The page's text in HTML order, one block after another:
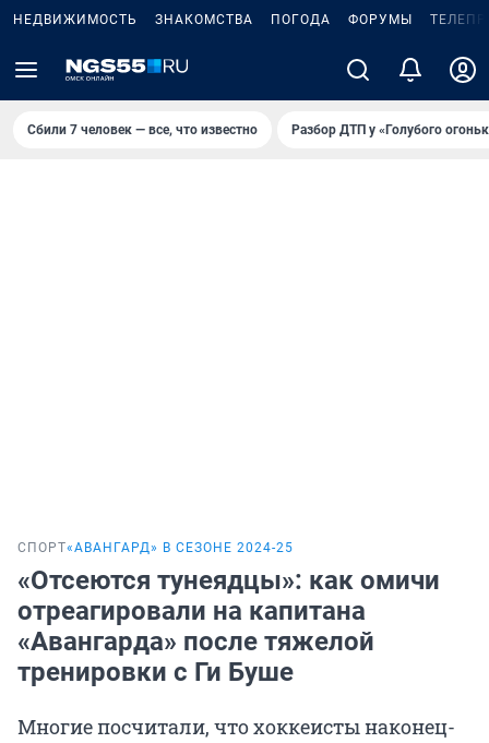
НЕДВИЖИМОСТЬ ЗНАКОМСТВА ПОГОДА ФОРУМЫ
Сбили 7 человек — все, что известно Разбор ДТП у «Голубого
СПОРТ«‎АВАНГАРД» В СЕЗОНЕ 2024-25
«Отсеются тунеядцы»: как омичи
отреагировали на капитана
«Авангарда» после тяжелой
тренировки с Ги Буше
Многие посчитали, что хоккеисты наконец-